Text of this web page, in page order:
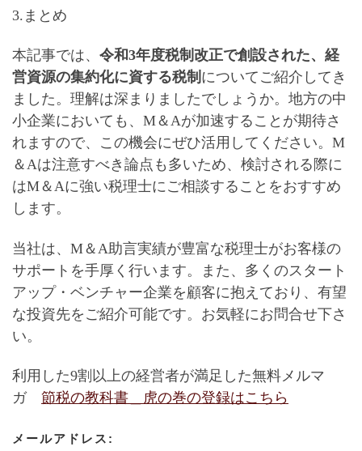
3.まとめ
本記事では、 令和3年度税制改正で創設された、 経
営資源の集約化に資する税制 についてご紹介してき
ました。理解は深まりましたでしょうか。 地方の中
小企業においても、M＆Aが加速することが期待さ
れますので、この機会にぜひ活用してください。M
＆Aは注意すべき論点も多いため、検討される際に
はM＆Aに強い税理士にご相談することをおすすめ
します。
当社は、M＆A助言実績が豊富な税理士がお客様の
サポートを手厚く行います。また、多くのスタート
アップ・ベンチャー企業を顧客に抱えており、有望
な投資先をご紹介可能です。お気軽にお問合せ下さ
い。
利用した9割以上の経営者が満足した無料メルマ
ガ 節税の教科書＿虎の巻の登録はこちら
メールアドレス: